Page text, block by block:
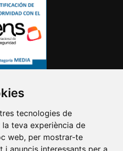
tecnologies de
teva experiència de
web, per mostrar-te
anuncis interessants per a